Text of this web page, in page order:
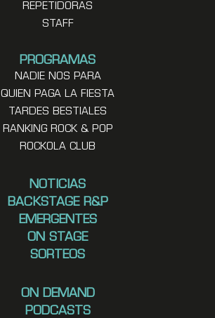
REPETIDORAS
STAFF
PROGRAMAS
NADIE NOS PARA
QUIEN PAGA LA FIESTA
TARDES BESTIALES
RANKING ROCK & POP
ROCKOLA CLUB
NOTICIAS
BACKSTAGE R&P
EMERGENTES
ON STAGE
SORTEOS
ON DEMAND
PODCASTS